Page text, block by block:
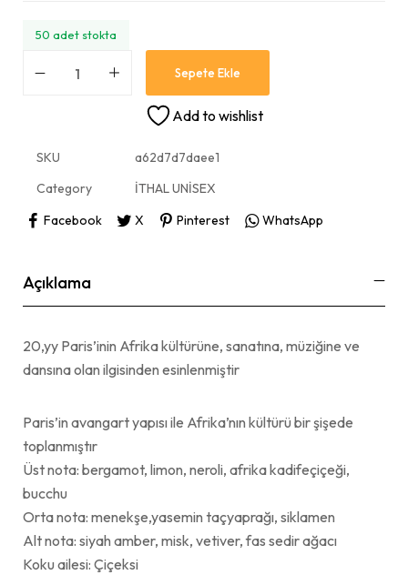
50 adet stokta
Sepete Ekle
Add to wishlist
SKU
a62d7d7daee1
Category
İTHAL UNİSEX
Facebook
X Pinterest WhatsApp
Açıklama
20,yy Paris’inin Afrika kültürüne, sanatına, müziğine ve
dansına olan ilgisinden esinlenmiştir
Paris’in avangart yapısı ile Afrika’nın kültürü bir şişede
toplanmıştır
Üst nota: bergamot, limon, neroli, afrika kadifeçiçeği,
bucchu
Orta nota: menekşe,yasemin taçyaprağı, siklamen
Alt nota: siyah amber, misk, vetiver, fas sedir ağacı
Koku ailesi: Çiçeksi